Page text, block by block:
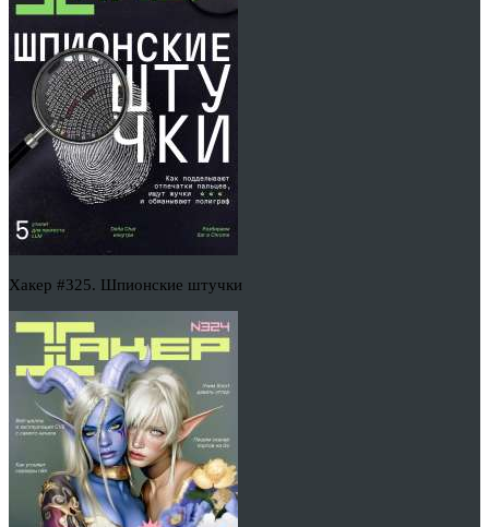
Хакер #325. Шпионские штучки